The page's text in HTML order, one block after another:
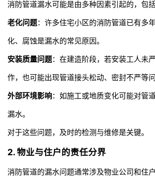
消防管道漏水可能是由多种因素引起的，包括
老化问题：许多住宅小区的消防管道已有多
化、腐蚀是漏水的常见原因。
安装质量问题：在建造阶段，若安装工人未
作，也可能出现管道接头松动、密封不严等问
外部环境影响：如施工或地质变化可能对管
漏水。
对于这些问题，及时的检测与维修是关键。
2. 物业与住户的责任分界
消防管道的漏水问题通常涉及物业公司和住